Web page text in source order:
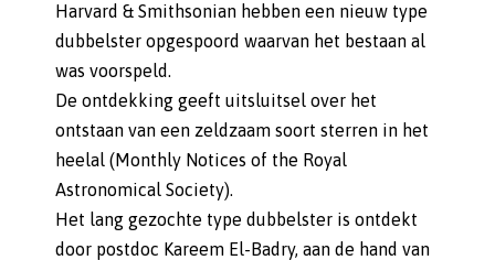
Harvard & Smithsonian hebben een nieuw type
dubbelster opgespoord waarvan het bestaan al
was voorspeld.
De ontdekking geeft uitsluitsel over het
ontstaan van een zeldzaam soort sterren in het
heelal (Monthly Notices of the Royal
Astronomical Society).
Het lang gezochte type dubbelster is ontdekt
door postdoc Kareem El-Badry, aan de hand van